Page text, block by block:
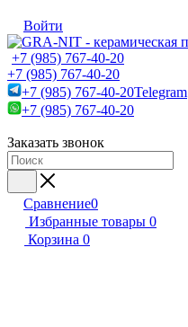
Войти
+7 (985) 767-40-20
+7 (985) 767-40-20
+7 (985) 767-40-20Telegram
+7 (985) 767-40-20
Заказать звонок
Сравнение0
Избранные товары 0
Корзина 0